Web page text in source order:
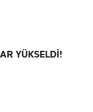
YÜKSELDİ!